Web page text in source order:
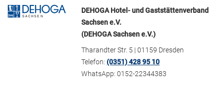
DEHOGA Hotel- und Gaststättenverband
Sachsen e.V.
(DEHOGA Sachsen e.V.)
Tharandter Str. 5 | 01159 Dresden
Telefon:(0351) 428 95 10
WhatsApp: 0152-22344383